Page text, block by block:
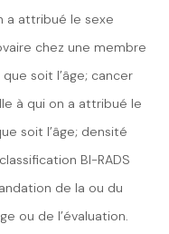
a attribué le sexe
chez une membre
soit l’âge; cancer
à qui on a attribué le
soit l’âge; densité
BI-RADS
de la ou du
ou de l’évaluation.